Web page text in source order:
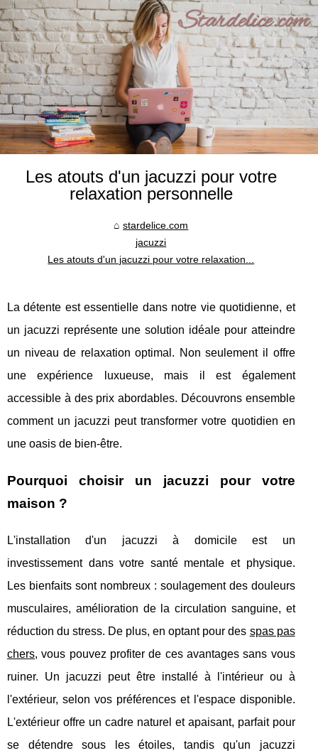
Les atouts d'un jacuzzi pour votre
relaxation personnelle
stardelice.com
jacuzzi
Les atouts d'un jacuzzi pour votre relaxation...
La détente est essentielle dans notre vie quotidienne, et
un jacuzzi représente une solution idéale pour atteindre
un niveau de relaxation optimal. Non seulement il offre
une expérience luxueuse, mais il est également
accessible à des prix abordables. Découvrons ensemble
comment un jacuzzi peut transformer votre quotidien en
une oasis de bien-être.
Pourquoi choisir un jacuzzi pour votre
maison ?
L'installation d'un jacuzzi à domicile est un
investissement dans votre santé mentale et physique.
Les bienfaits sont nombreux : soulagement des douleurs
musculaires, amélioration de la circulation sanguine, et
réduction du stress. De plus, en optant pour des spas pas
chers, vous pouvez profiter de ces avantages sans vous
ruiner. Un jacuzzi peut être installé à l'intérieur ou à
l'extérieur, selon vos préférences et l'espace disponible.
L'extérieur offre un cadre naturel et apaisant, parfait pour
se détendre sous les étoiles, tandis qu'un jacuzzi